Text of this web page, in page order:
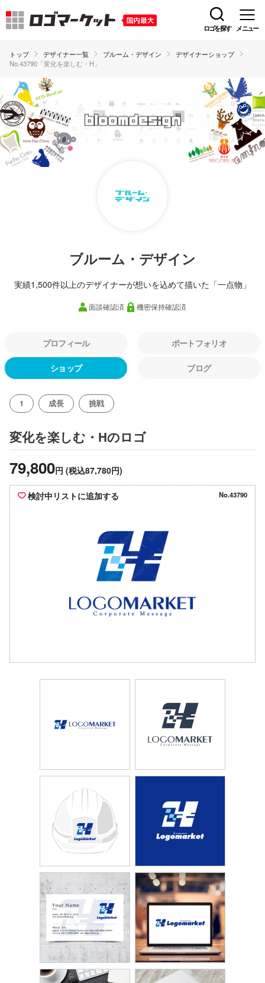
ロゴを探す メニュー
トップ デザイナー一覧 ブルーム・デザイン
デザイナーショップ
No.43790「変化を楽しむ・H」
ブルーム・デザイン
実績1,500件以上のデザイナーが想いを込めて描いた「一点物」
面談確認済 機密保持確認済
プロフィール ポートフォリオ
ショップ ブログ
1 成長 挑戦
変化を楽しむ・Hのロゴ
79,800円 (税込87,780円)
検討中リストに追加する No.43790